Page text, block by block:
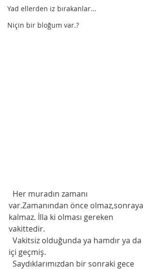
Yad ellerden iz bırakanlar...
Niçin bir bloğum var.?
var.Zamanından önce olmaz,sonraya
kalmaz. İlla ki olması gereken
vakittedir.
içi geçmiş.